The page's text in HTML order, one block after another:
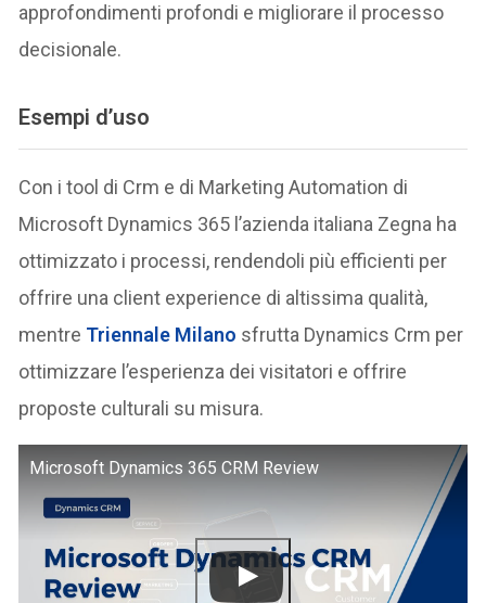
approfondimenti profondi e migliorare il processo
decisionale.
Esempi d’uso
Con i tool di Crm e di Marketing Automation di
Microsoft Dynamics 365 l’azienda italiana Zegna ha
ottimizzato i processi, rendendoli più efficienti per
offrire una client experience di altissima qualità,
mentre Triennale Milano sfrutta Dynamics Crm per
ottimizzare l’esperienza dei visitatori e offrire
proposte culturali su misura.
Microsoft Dynamics 365 CRM Review